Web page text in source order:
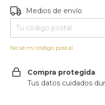
Entregas para el CP:
Medios de envío
No sé mi código postal
Compra protegida
Tus datos cuidados